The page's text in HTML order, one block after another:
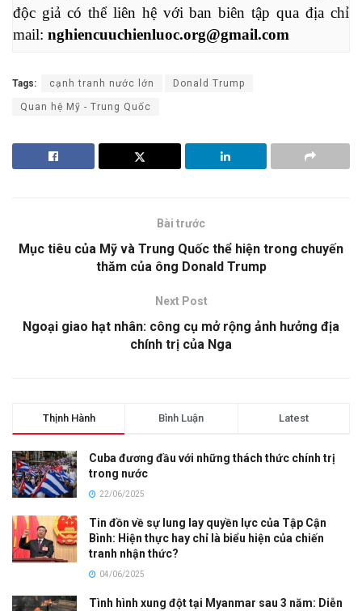
độc giả có thể liên hệ với ban biên tập qua địa chỉ
mail: nghiencuuchienluoc.org@gmail.com
Tags: cạnh tranh nước lớn Donald Trump
Quan hệ Mỹ - Trung Quốc
Bài trước
Mục tiêu của Mỹ và Trung Quốc thể hiện trong chuyến
thăm của ông Donald Trump
Next Post
Ngoại giao hạt nhân: công cụ mở rộng ảnh hưởng địa
chính trị của Nga
Thịnh Hành Bình Luận Latest
Cuba đương đầu với những thách thức chính trị
trong nước
22/06/2025
Tin đồn về sự lung lay quyền lực của Tập Cận
Bình: Hiện thực hay chỉ là biểu hiện của chiến
tranh nhận thức?
04/06/2025
Tình hình xung đột tại Myanmar sau 3 năm: Diễn